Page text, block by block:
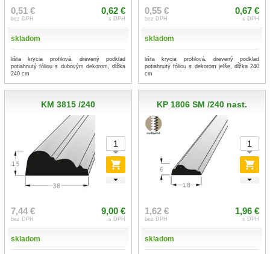
0,51 €
bez DPH
0,62 €
s DPH
skladom
lišta krycia profilová, drevený podklad
potiahnutý fóliou s dubovým dekorom, dĺžka
240 cm
0,55 €
bez DPH
0,67 €
s DPH
skladom
lišta krycia profilová, drevený podklad
potiahnutý fóliou s dekorom jelše, dĺžka 240
cm
KM 3815 /240
7,44 €
bez DPH
9,00 €
s DPH
skladom
KP 1806 SM /240 nast.
1,62 €
bez DPH
1,96 €
s DPH
skladom